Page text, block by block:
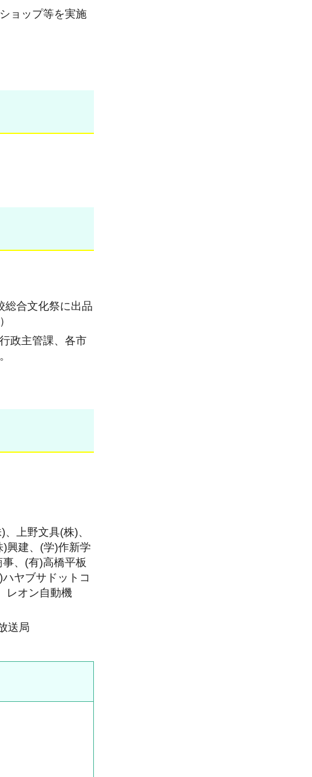
ョップ等を実施
総合文化祭に出品
政主管課、各市
上野文具(株)、
興建、(学)作新学
、(有)高橋平板
ヤブサドットコ
レオン自動機
送局